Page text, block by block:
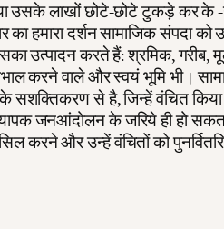
उसके लाखों छोटे-छोटे टुकड़े कर के
हमारा दर्शन सामाजिक संपदा को
उत्पादन करते हैं: श्रमिक, गरीब,
करने वाले और स्वयं भूमि भी।
सशक्तिकरण से है, जिन्हें वंचित किया
जनआंदोलन के जरिये ही हो
करने और उन्हें वंचितों को